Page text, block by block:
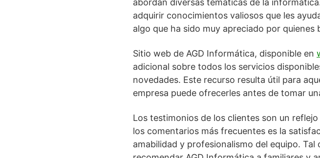
abordan diversas temáticas de la
adquirir conocimientos valiosos que les
algo que ha sido muy apreciado por
Sitio web de AGD Informática, disponible en
adicional sobre todos los servicios
novedades. Este recurso resulta útil para
empresa puede ofrecerles antes de tomar
Los testimonios de los clientes son un
los comentarios más frecuentes es la
amabilidad y profesionalismo del equipo.